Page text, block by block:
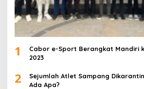
1
Cabor e-Sport Berangkat Mandiri
2023
2
Sejumlah Atlet Sampang
Ada Apa?